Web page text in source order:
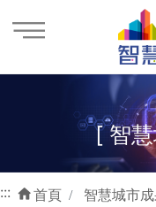
[ 智
::: 首頁
智慧城市